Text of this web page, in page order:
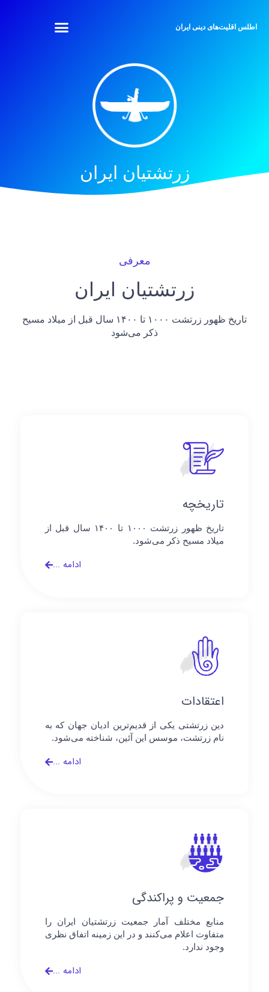
اطلس اقلیت‌های دینی ایران
زرتشتیان ایران
معرفی
زرتشتیان ایران
تاریخ ظهور زرتشت ۱۰۰۰ تا ۱۴۰۰ سال قبل از میلاد مسیح
ذکر می‌شود
تاریخچه
تاریخ ظهور زرتشت ۱۰۰۰ تا ۱۴۰۰ سال قبل از
میلاد مسیح ذکر می‌شود.
ادامه ...
اعتقادات
دین زرتشتی یکی از قدیم‌ترین ادیان جهان که به
نام زرتشت، موسس این آئین، شناخته می‌شود.
ادامه ...
جمعیت و پراکندگی
منابع مختلف آمار جمعیت زرتشتیان ایران را
متفاوت اعلام می‌کنند و در این زمینه اتفاق نظری
وجود ندارد.
ادامه ...